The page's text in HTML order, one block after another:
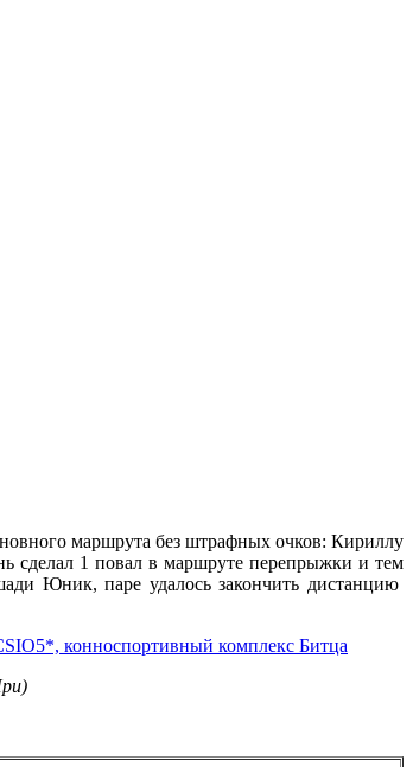
маршрута без штрафных очков: Кириллу
1 повал в маршруте перепрыжки и тем
Юник, паре удалось закончить дистанцию